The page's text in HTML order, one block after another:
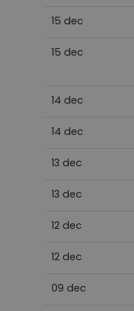
15 dec
15 dec
14 dec
14 dec
13 dec
13 dec
12 dec
12 dec
09 dec